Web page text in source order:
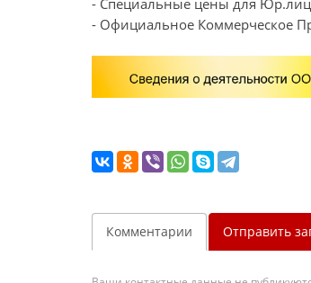
- Специальные цены для Юр.лиц
- Официальное Коммерческое
Комментарии Отправить